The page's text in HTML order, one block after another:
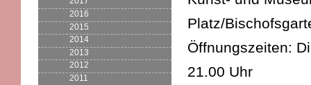
2016
2015
2014
2013
2012
2011
Platz/
Öffnungszeiten:
21.00 Uhr